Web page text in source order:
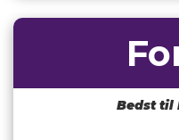
Bedst til